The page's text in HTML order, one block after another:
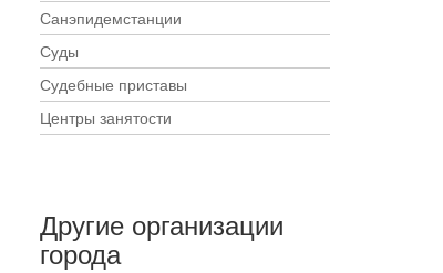
Санэпидемстанции
Суды
Судебные приставы
Центры занятости
Другие организации
города